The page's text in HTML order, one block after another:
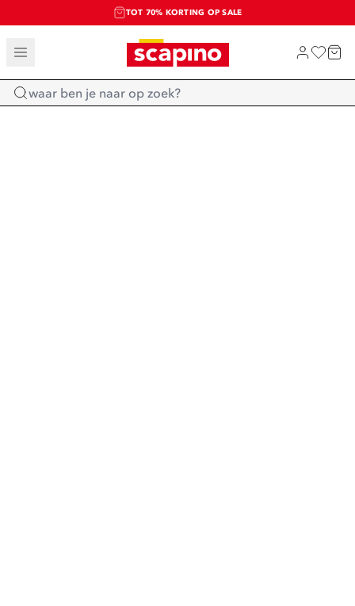
TOT 70% KORTING OP SALE
SALE: LAATSTE KANS!
SHOP NIEUW
Home